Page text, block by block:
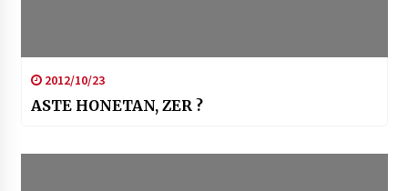
2012/10/23
ASTE HONETAN, ZER ?